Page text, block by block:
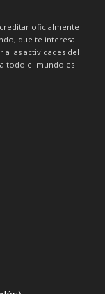
oficialmente
que te interesa.
a las actividades del
todo el mundo es